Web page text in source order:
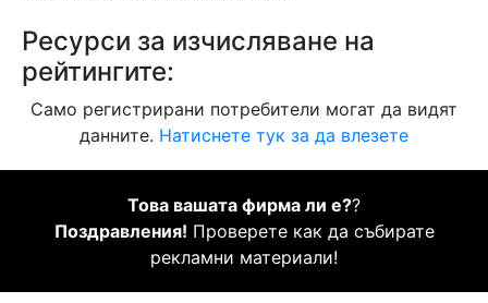
Ресурси за изчисляване на
рейтингите:
Само регистрирани потребители могат да видят
данните. Натиснете тук за да влезете
Това вашата фирма ли е??
Поздравления! Проверете как да събирате
рекламни материали!